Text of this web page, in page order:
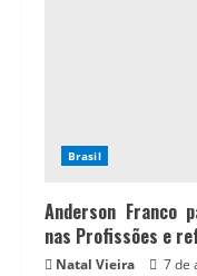
Brasil
Anderson Franco
nas Profissões e
Natal Vieira 7 de